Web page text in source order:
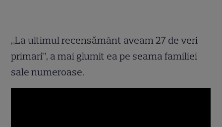
„La ultimul recensământ aveam 27 de veri
primari”, a mai glumit ea pe seama familiei
sale numeroase.